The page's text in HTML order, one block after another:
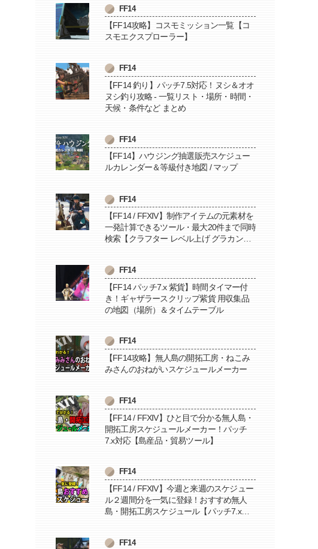
FF14
【FF14攻略】コスモミッション一覧【コ
スモエクスプローラー】
FF14
【FF14 釣り】パッチ7.5対応！ヌシ＆オオ
ヌシ釣り攻略 - 一覧リスト・場所・時間・
天候・条件など まとめ
FF14
【FF14】ハウジング抽選販売スケジュー
ルカレンダー＆等級付き地図 / マップ
FF14
【FF14 / FFXIV】制作アイテムの元素材を
一発計算できるツール・最大20件まで同時
検索【クラフター レベル上げ グラカン納
FF14
【FF14 パッチ7.x 紫貨】時間タイマー付
き！ギャザラースクリップ紫貨 用収集品
の地図（場所）＆タイムテーブル
FF14
【FF14攻略】無人島の開拓工房・ねこみ
みさんのおねがいスケジュールメーカー
FF14
【FF14 / FFXIV】ひと目で分かる無人島・
開拓工房スケジュールメーカー！パッチ
7.x対応【島産品・貿易ツール】
FF14
【FF14 / FFXIV】今週と来週のスケジュー
ル２週間分を一気に登録！おすすめ無人
島・開拓工房スケジュール【パッチ7.x対
FF14